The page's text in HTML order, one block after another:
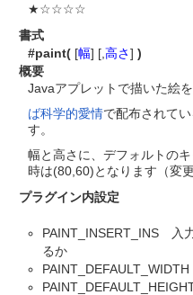
★☆☆☆☆
書式
#paint( [幅] [, 高さ] )
概要
Javaアプレットで描いた絵
ば科学的愛情で配布されてい
す。
幅と高さに、デフォルトの
時は(80,60)となります（変更
プラグイン内設定
PAINT_INSERT_INS 入
るか